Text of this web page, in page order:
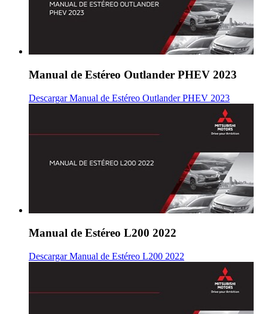
Manual de Estéreo Outlander PHEV 2023
Descargar Manual de Estéreo Outlander PHEV 2023
Manual de Estéreo L200 2022
Descargar Manual de Estéreo L200 2022